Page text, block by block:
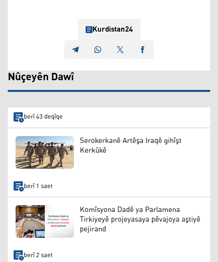
Kurdistan24
Nûçeyên Dawî
berî 43 deqîqe
Serokerkanê Artêşa Iraqê gihîşt
Kerkûkê
berî 1 saet
Komîsyona Dadê ya Parlamena
Tirkiyeyê projeyasaya pêvajoya aştiyê
pejirand
berî 2 saet